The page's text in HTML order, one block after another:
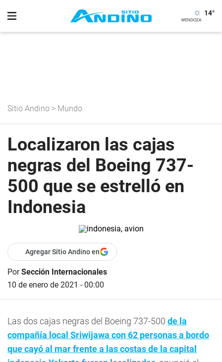
14°
Sitio Andino > Mundo
Localizaron las cajas
negras del Boeing 737-
500 que se estrelló en
Indonesia
Agregar Sitio Andino en
PorSección Internacionales
10 de enero de 2021 - 00:00
Las dos cajas negras del Boeing 737-500 de la
compañía local Sriwijawa con 62 personas a bordo
que cayó al mar frente a las costas de la capital